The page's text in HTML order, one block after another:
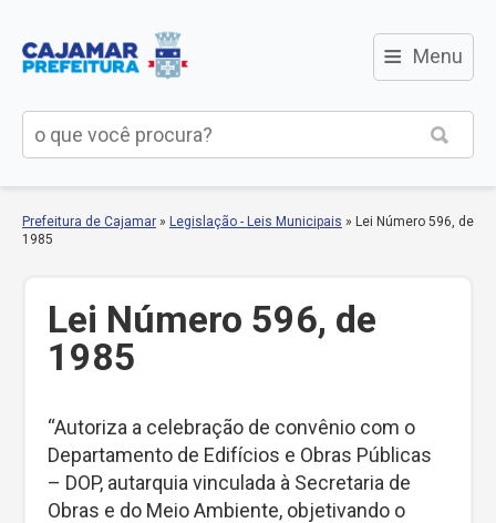
≡ Menu
Prefeitura de Cajamar » Legislação - Leis Municipais » Lei Número 596, de
1985
Lei Número 596, de
1985
“Autoriza a celebração de convênio com o
Departamento de Edifícios e Obras Públicas
– DOP, autarquia vinculada à Secretaria de
Obras e do Meio Ambiente, objetivando o